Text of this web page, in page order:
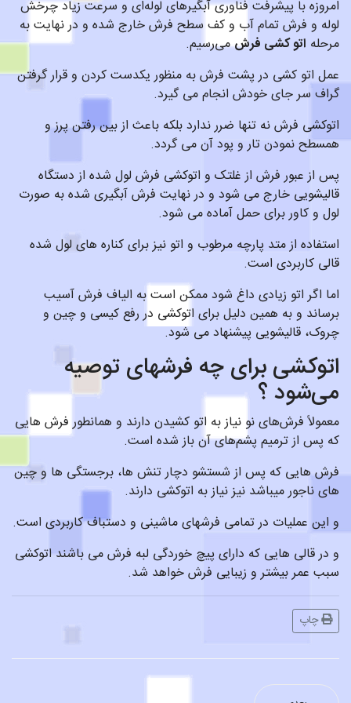
امروزه با پیشرفت فناوری آبگیرهای لوله‌ای و سرعت زیاد چرخش
لوله و فرش تمام آب و کف سطح فرش خارج شده و در نهایت به
مرحله اتو کشی فرشمی‌رسیم.
عمل اتو کشی در پشت فرش به منظور یکدست کردن و قرار گرفتن
گراف سر جای خودش انجام می گیرد.
اتوکشی فرش نه تنها ضرر ندارد بلکه باعث از بین رفتن پرز و
همسطح نمودن تار و پود آن می گردد.
پس از عبور فرش از غلتک و اتوکشی فرش لول شده از دستگاه
قالیشویی خارج می شود و در نهایت فرش آبگیری شده به صورت
لول و کاور برای حمل آماده می شود.
استفاده از متد پارچه مرطوب و اتو نیز برای کناره های لول شده
قالی کاربردی است.
اما اگر اتو زیادی داغ شود ممکن است به الیاف فرش آسیب
برساند و به همین دلیل برای اتوکشی در رفع کیسی و چین و
چروک، قالیشویی پیشنهاد می شود.
اتوکشی برای چه فرشهای توصیه
می‌شود ؟
معمولاً فرش‌های نو نیاز به اتو کشیدن دارند و همانطور فرش هایی
که پس از ترمیم پشم‌های آن باز شده است.
فرش هایی که پس از شستشو دچار تنش ها، برجستگی ها و چین
های ناجور میباشد نیز نیاز به اتوکشی دارند.
و این عملیات در تمامی فرشهای ماشینی و دستباف کاربردی است.
و در قالی هایی که دارای پیچ خوردگی لبه فرش می باشند اتوکشی
سبب عمر بیشتر و زیبایی فرش خواهد شد.
چاپ